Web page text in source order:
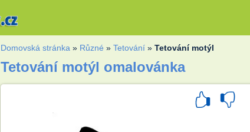
Domovská stránka » Různé »Tetování »Tetování motýl
Tetování motýl omalovánka